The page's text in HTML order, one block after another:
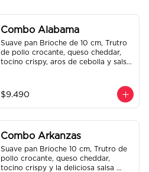
Combo Alabama
Suave pan Brioche de 10 cm, Trutro
de pollo crocante, queso cheddar,
tocino crispy, aros de cebolla y salsa
elección.
$9.490
Combo Arkanzas
Suave pan Brioche 10 cm, Trutro de
pollo crocante, queso cheddar,
tocino crispy y la deliciosa salsa